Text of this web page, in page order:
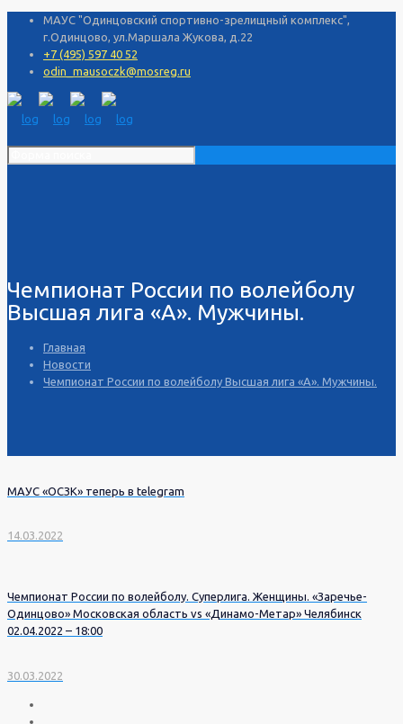
МАУС "Одинцовский спортивно-зрелищный комплекс",
г.Одинцово, ул.Маршала Жукова, д.22
+7 (495) 597 40 52
odin_mausoczk@mosreg.ru
Чемпионат России по волейболу
Высшая лига «А». Мужчины.
Главная
Новости
Чемпионат России по волейболу Высшая лига «А». Мужчины.
МАУС «ОСЗК» теперь в telegram
14.03.2022
Чемпионат России по волейболу. Суперлига. Женщины. «Заречье-
Одинцово» Московская область vs «Динамо-Метар» Челябинск
02.04.2022 – 18:00
30.03.2022